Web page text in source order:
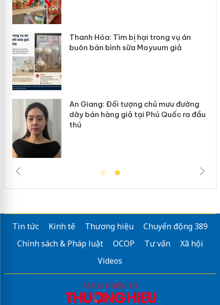
Thanh Hóa: Tìm bị hại trong vụ án
buôn bán bình sữa Moyuum giả
An Giang: Đối tượng chủ mưu đường
dây bán hàng giả tại Phú Quốc ra đầu
thú
Tin tức Kinh tế Thương hiệu
Chuyển động 389
Chính sách & Pháp luật
OCOP Tư vấn
Xã hội
Videos